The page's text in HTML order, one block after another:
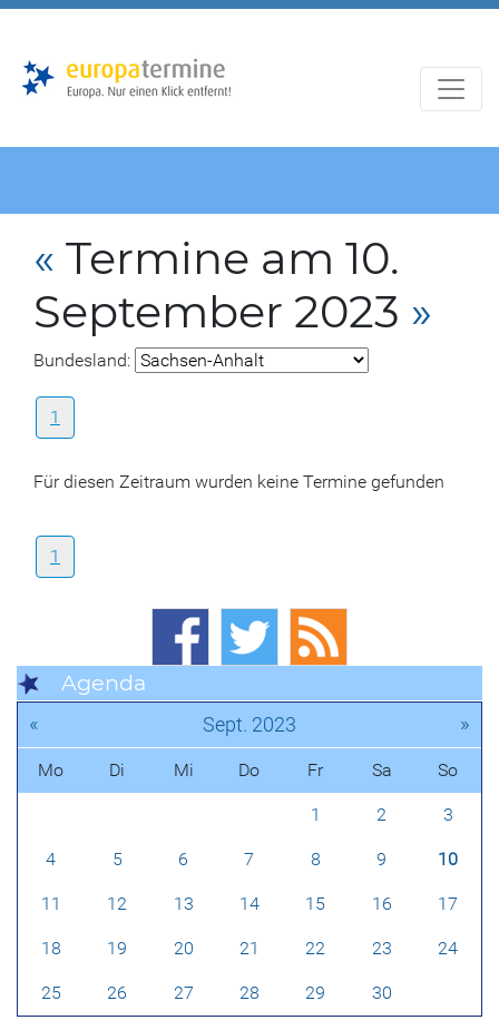
« Termine am 10.
September 2023 »
Bundesland:
1
Für diesen Zeitraum wurden keine Termine gefunden
1
Agenda
« Sept. 2023 »
Mo Di Mi Do Fr Sa So
1 2 3
4 5 6 7 8 9 10
11 12 13 14 15 16 17
18 19 20 21 22 23 24
25 26 27 28 29 30